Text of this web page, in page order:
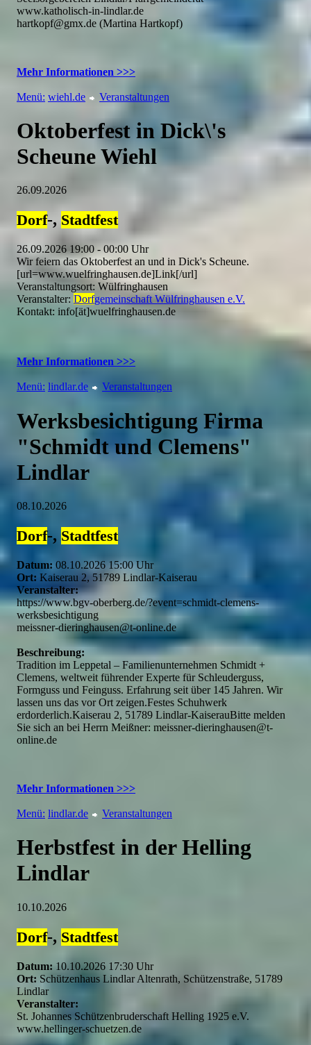
www.katholisch-in-lindlar.de
hartkopf@gmx.de (Martina Hartkopf)
Mehr Informationen >>>
Menü: wiehl.de Veranstaltungen
Oktoberfest in Dick\'s
Scheune Wiehl
26.09.2026
Dorf-, Stadtfest
26.09.2026 19:00 - 00:00 Uhr
Wir feiern das Oktoberfest an und in Dick's Scheune.
[url=www.wuelfringhausen.de]Link[/url]
Veranstaltungsort: Wülfringhausen
Veranstalter: Dorfgemeinschaft Wülfringhausen e.V.
Kontakt: info[ät]wuelfringhausen.de
Mehr Informationen >>>
Menü: lindlar.de Veranstaltungen
Werksbesichtigung Firma
"Schmidt und Clemens"
Lindlar
08.10.2026
Dorf-, Stadtfest
Datum: 08.10.2026 15:00 Uhr
Ort: Kaiserau 2, 51789 Lindlar-Kaiserau
Veranstalter:
https://www.bgv-oberberg.de/?event=schmidt-clemens-
werksbesichtigung
meissner-dieringhausen@t-online.de
Beschreibung:
Tradition im Leppetal – Familienunternehmen Schmidt +
Clemens, weltweit führender Experte für Schleuderguss,
Formguss und Feinguss. Erfahrung seit über 145 Jahren. Wir
lassen uns das vor Ort zeigen.Festes Schuhwerk
erdorderlich.Kaiserau 2, 51789 Lindlar-KaiserauBitte melden
Sie sich an bei Herrn Meißner: meissner-dieringhausen@t-
online.de
Mehr Informationen >>>
Menü: lindlar.de Veranstaltungen
Herbstfest in der Helling
Lindlar
10.10.2026
Dorf-, Stadtfest
Datum: 10.10.2026 17:30 Uhr
Ort: Schützenhaus Lindlar Altenrath, Schützenstraße, 51789
Lindlar
Veranstalter:
St. Johannes Schützenbruderschaft Helling 1925 e.V.
www.hellinger-schuetzen.de